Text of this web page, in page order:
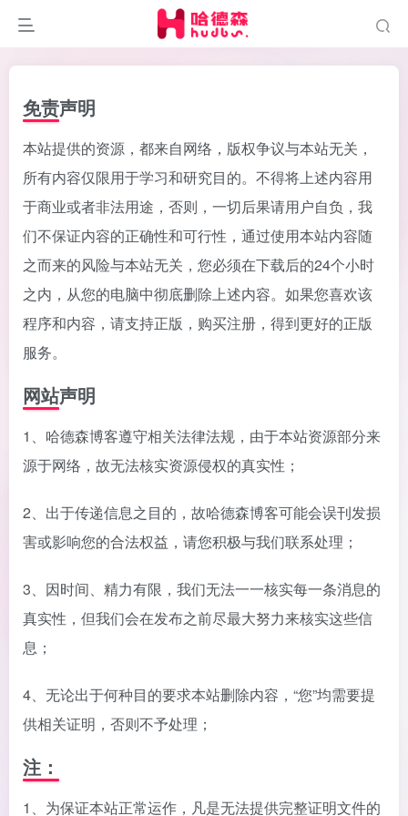
免责声明
本站提供的资源，都来自网络，版权争议与本站无关，
所有内容仅限用于学习和研究目的。不得将上述内容用
于商业或者非法用途，否则，一切后果请用户自负，我
们不保证内容的正确性和可行性，通过使用本站内容随
之而来的风险与本站无关，您必须在下载后的24个小时
之内，从您的电脑中彻底删除上述内容。如果您喜欢该
程序和内容，请支持正版，购买注册，得到更好的正版
服务。
网站声明
1、哈德森博客遵守相关法律法规，由于本站资源部分来
源于网络，故无法核实资源侵权的真实性；
2、出于传递信息之目的，故哈德森博客可能会误刊发损
害或影响您的合法权益，请您积极与我们联系处理；
3、因时间、精力有限，我们无法一一核实每一条消息的
真实性，但我们会在发布之前尽最大努力来核实这些信
息；
4、无论出于何种目的要求本站删除内容，“您”均需要提
供相关证明，否则不予处理；
注：
1、为保证本站正常运作，凡是无法提供完整证明文件的